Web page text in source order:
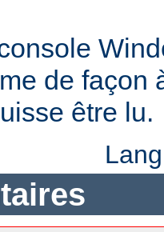
de façon
être lu.